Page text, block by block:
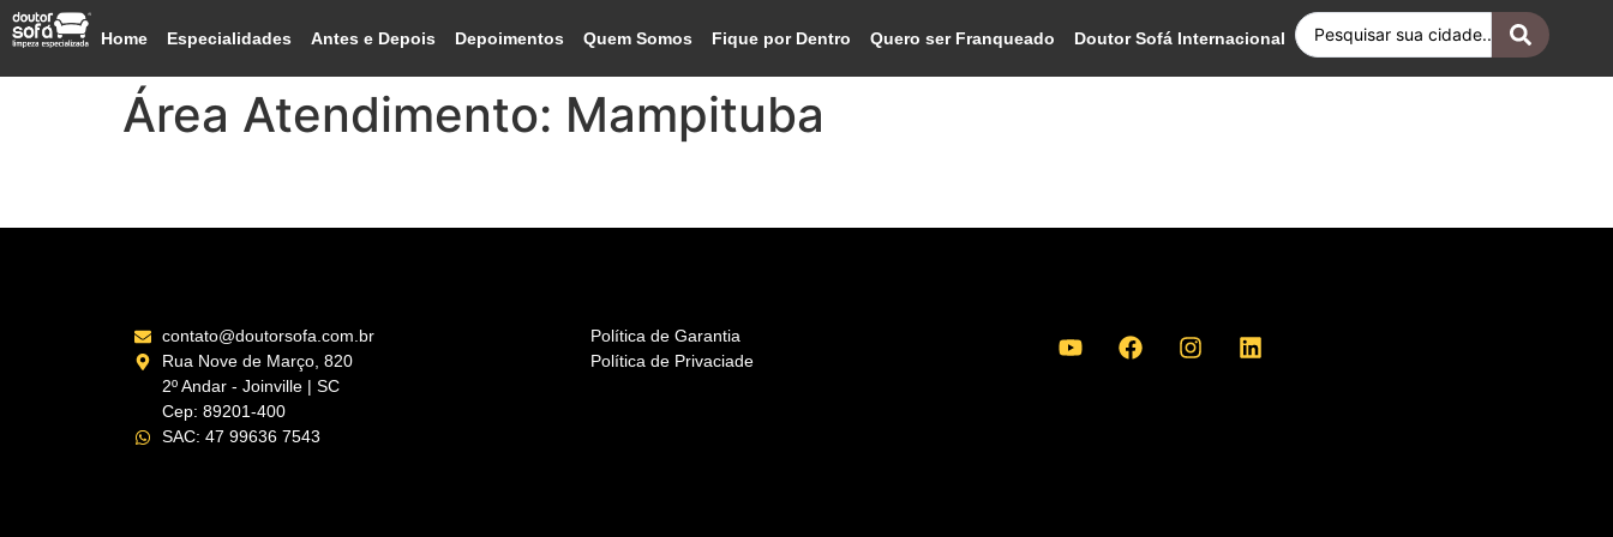
Home Especialidades Antes e Depois Depoimentos Quem Somos Fique por Dentro Quero ser Franqueado Doutor Sofá Internacional
Área Atendimento: Mampituba
contato@doutorsofa.com.br
Rua Nove de Março, 820
2º Andar - Joinville | SC
Cep: 89201-400
SAC: 47 99636 7543
Política de Garantia
Política de Privaciade